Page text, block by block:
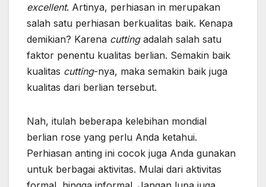
excellent. Artinya, perhiasan in merupakan
salah satu perhiasan berkualitas baik. Kenapa
demikian? Karena cutting adalah salah satu
faktor penentu kualitas berlian. Semakin baik
kualitas cutting-nya, maka semakin baik juga
kualitas dari berlian tersebut.
Nah, itulah beberapa kelebihan mondial
berlian rose yang perlu Anda ketahui.
Perhiasan anting ini cocok juga Anda gunakan
untuk berbagai aktivitas. Mulai dari aktivitas